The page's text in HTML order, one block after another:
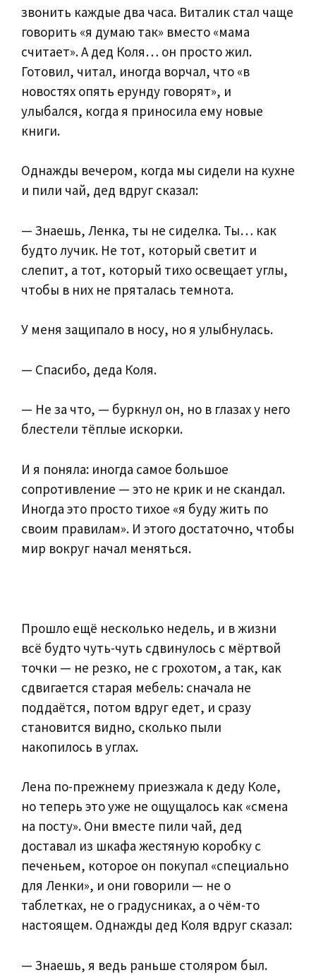
звонить каждые два часа. Виталик стал чаще
говорить «я думаю так» вместо «мама
считает». А дед Коля… он просто жил.
Готовил, читал, иногда ворчал, что «в
новостях опять ерунду говорят», и
улыбался, когда я приносила ему новые
книги.
Однажды вечером, когда мы сидели на кухне
и пили чай, дед вдруг сказал:
— Знаешь, Ленка, ты не сиделка. Ты… как
будто лучик. Не тот, который светит и
слепит, а тот, который тихо освещает углы,
чтобы в них не пряталась темнота.
У меня защипало в носу, но я улыбнулась.
— Спасибо, деда Коля.
— Не за что, — буркнул он, но в глазах у него
блестели тёплые искорки.
И я поняла: иногда самое большое
сопротивление — это не крик и не скандал.
Иногда это просто тихое «я буду жить по
своим правилам». И этого достаточно, чтобы
мир вокруг начал меняться.
Прошло ещё несколько недель, и в жизни
всё будто чуть-чуть сдвинулось с мёртвой
точки — не резко, не с грохотом, а так, как
сдвигается старая мебель: сначала не
поддаётся, потом вдруг едет, и сразу
становится видно, сколько пыли
накопилось в углах.
Лена по-прежнему приезжала к деду Коле,
но теперь это уже не ощущалось как «смена
на посту». Они вместе пили чай, дед
доставал из шкафа жестяную коробку с
печеньем, которое он покупал «специально
для Ленки», и они говорили — не о
таблетках, не о градусниках, а о чём-то
настоящем. Однажды дед Коля вдруг сказал:
— Знаешь, я ведь раньше столяром был.